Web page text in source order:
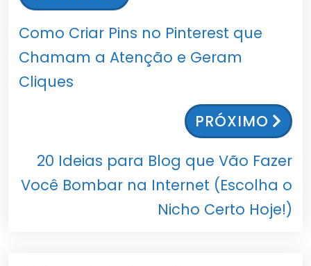
Como Criar Pins no Pinterest que
Chamam a Atenção e Geram
Cliques
PRÓXIMO
20 Ideias para Blog que Vão Fazer
Você Bombar na Internet (Escolha o
Nicho Certo Hoje!)